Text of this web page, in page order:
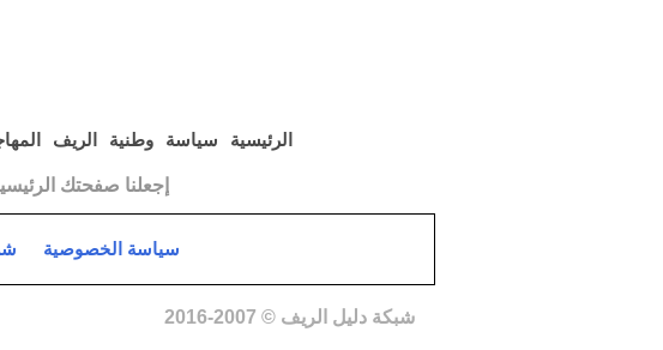
الرئيسية سياسة وطنية الريف
إجعلنا صفحتك
سياسة الخصوصية
شبكة دليل الريف © 2007-2016